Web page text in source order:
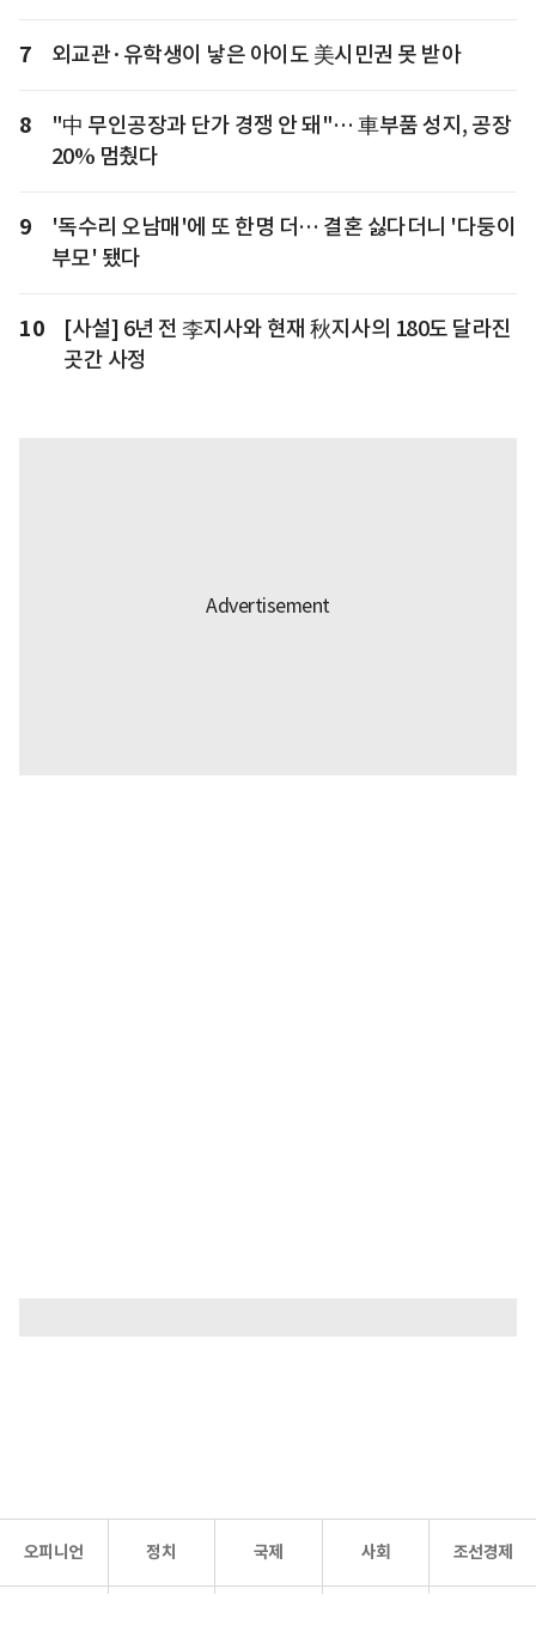
7 외교관·유학생이 낳은 아이도 美시민권 못 받아
8
"中 무인공장과 단가 경쟁 안 돼"… 車부품 성지, 공장
20% 멈췄다
9
'독수리 오남매'에 또 한명 더… 결혼 싫다더니 '다둥이
부모' 됐다
10
[사설] 6년 전 李지사와 현재 秋지사의 180도 달라진
곳간 사정
오피니언 정치 국제 사회 조선경제